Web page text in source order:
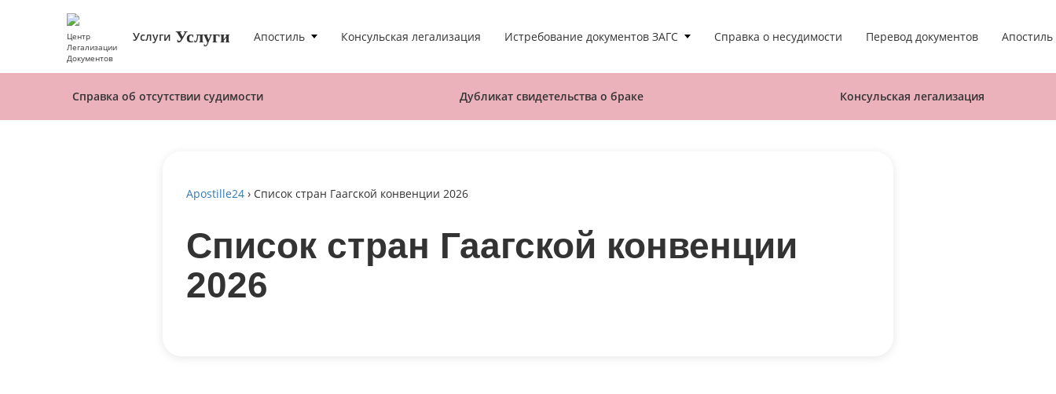
Центр
Легализации
Документов
Услуги Услуги Апостиль Консульская легализация Истребование документов ЗАГС Справка о несудимости Перевод документов
Справка об отсутствии судимости Дубликат свидетельства о браке Консульская легализация
Apostille24 › Список стран Гаагской конвенции 2026
Список стран Гаагской конвенции
2026